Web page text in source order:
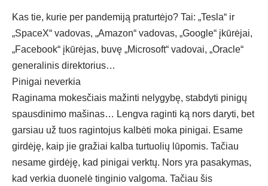
Kas tie, kurie per pandemiją praturtėjo? Tai: „Tesla“ ir
„SpaceX“ vadovas, „Amazon“ vadovas, „Google“ įkūrėjai,
„Facebook“ įkūrėjas, buvę „Microsoft“ vadovai, „Oracle“
generalinis direktorius…
Pinigai neverkia
Raginama mokesčiais mažinti nelygybę, stabdyti pinigų
spausdinimo mašinas… Lengva raginti ką nors daryti, bet
garsiau už tuos ragintojus kalbėti moka pinigai. Esame
girdėję, kaip jie gražiai kalba turtuolių lūpomis. Tačiau
nesame girdėję, kad pinigai verktų. Nors yra pasakymas,
kad verkia duonelė tinginio valgoma. Tačiau šis